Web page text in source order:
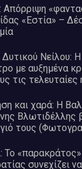
«Εστία» –
Δυτικού Νείλου:
με αυξημένα
τις τελευταίες
και χαρά: Η
Βλωτιδέλλης
τους
Το
συνεχίζει